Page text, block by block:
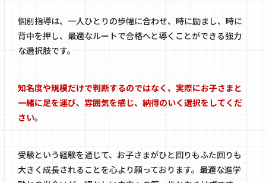
個別指導は、一人ひとりの歩幅に合わせ、時に励まし、時に
背中を押し、最適なルートで合格へと導くことができる強力
な選択肢です。
知名度や規模だけで判断するのではなく、実際にお子さまと
一緒に足を運び、雰囲気を感じ、納得のいく選択をしてくだ
さい。
受験という経験を通じて、お子さまがひと回りもふた回りも
大きく成長されることを心より願っております。最適な進学